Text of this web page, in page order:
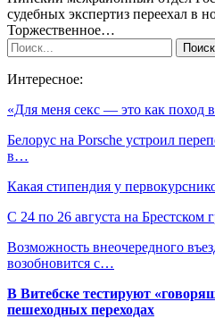
судебных экспертиз переехал в
Торжественное…
Интересное:
«Для меня секс — это как поход
Белорус на Porsche устроил
в…
Какая стипендия у
С 24 по 26 августа на Брестском
Возможность внеочередного
возобновится с…
В Витебске тестируют
пешеходных переходах